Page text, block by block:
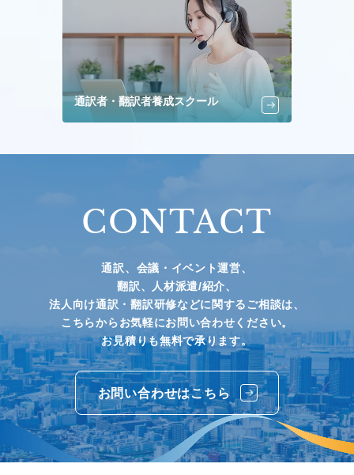
通訳者・翻訳者養成スクール
CONTACT
通訳、会議・イベント運営、
翻訳、人材派遣/紹介、
法人向け通訳・翻訳研修などに関するご相談は、
こちらからお気軽にお問い合わせください。
お見積りも無料で承ります。
お問い合わせはこちら